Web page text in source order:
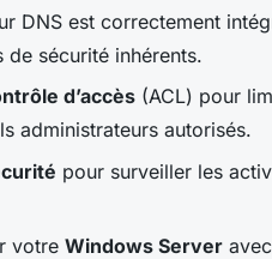
DNS est correctement
de sécurité inhérents.
d’accès (ACL) pour
administrateurs autorisés.
pour surveiller les
votre Windows Server